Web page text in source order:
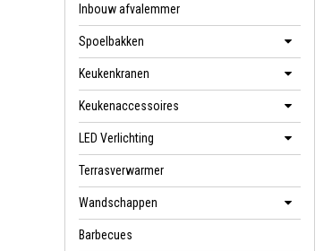
Inbouw afvalemmer
Spoelbakken
Keukenkranen
Keukenaccessoires
LED Verlichting
Terrasverwarmer
Wandschappen
Barbecues